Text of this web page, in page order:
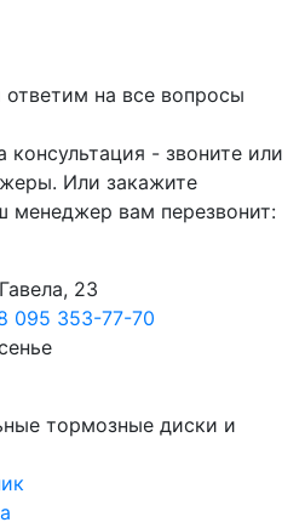
на все вопросы
- звоните или
Или закажите
менеджер вам перезвонит:
23
095 353-77-70
тормозные диски и